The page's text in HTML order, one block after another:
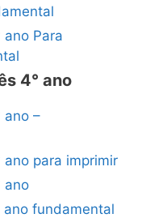
Para
4° ano
ano –
para imprimir
ano
fundamental